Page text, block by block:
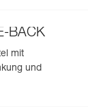
BACK
mit
und